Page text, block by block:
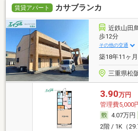
賃貸アパート カサブランカ
近鉄山田
歩12分
その他の交通
築18年11ヶ
三重県松
3.90万円
管理費5,000
4.07万円
2階 / 1K（